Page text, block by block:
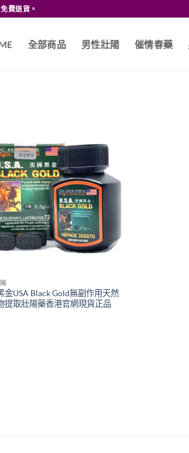
費退貨。
全部商品 男性壯陽 催情春藥
金USA Black Gold無副作用天然
提取壯陽藥香港官網現貨正品